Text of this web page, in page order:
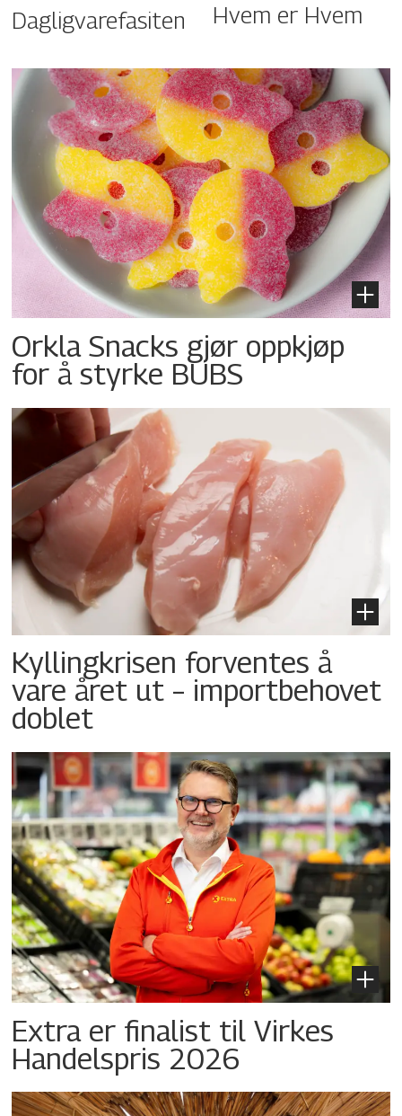
Dagligvarefasiten Hvem er Hvem
Orkla Snacks gjør oppkjøp
for å styrke BUBS
Kyllingkrisen forventes å
vare året ut – importbehovet
doblet
Extra er finalist til Virkes
Handelspris 2026